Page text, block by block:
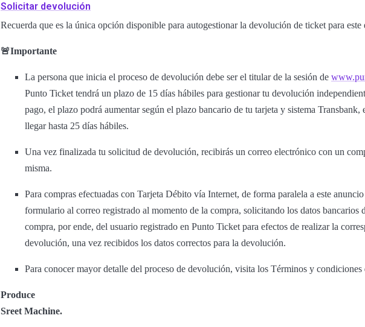
Solicitar devolución
Recuerda que es la única opción disponible para autogestionar la devolución de ticket para este
🚨Importante
La persona que inicia el proceso de devolución debe ser el titular de la sesión de
Punto Ticket tendrá un plazo de 15 días hábiles para gestionar tu devolución
pago, el plazo podrá aumentar según el plazo bancario de tu tarjeta y sistema Transbank,
llegar hasta 25 días hábiles.
Una vez finalizada tu solicitud de devolución, recibirás un correo electrónico con un
misma.
Para compras efectuadas con Tarjeta Débito vía Internet, de forma paralela a este
formulario al correo registrado al momento de la compra, solicitando los datos bancarios
compra, por ende, del usuario registrado en Punto Ticket para efectos de realizar la
devolución, una vez recibidos los datos correctos para la devolución.
Para conocer mayor detalle del proceso de devolución, visita los Términos y condiciones
Produce
Sreet Machine.